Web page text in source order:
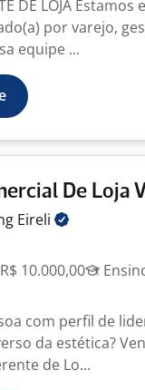
DE LOJA
por varejo,
equipe ...
De Loja
Eireli
10.000,00
com perfil de
da estética?
de Lo...